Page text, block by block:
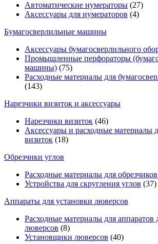
Автоматические нумераторы (27)
Аксессуары для нумераторов (4)
Бумагосверлильные машины
Аксессуары бумагосверлильного
Промышленные перфораторы
машины) (75)
Расходные материалы для
(143)
Нарезчики визиток и аксессуары
Нарезчики визиток (46)
Аксессуары и расходные материалы
визиток (18)
Обрезчики углов
Расходные материалы для
Устройства для скругления углов (37)
Аппараты для установки люверсов
Расходные материалы для аппаратов
люверсов (8)
Установщики люверсов (40)